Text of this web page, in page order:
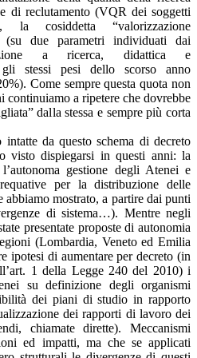
di reclutamento (VQR dei soggetti
la cosiddetta “valorizzazione
(su due parametri individuati dai
a ricerca, didattica e
gli stessi pesi dello scorso anno
Come sempre questa quota non
a ripetere che dovrebbe
dalla stessa e sempre più corta
da questo schema di decreto
visto dispiegarsi in questi anni: la
gestione degli Atenei e
per la distribuzione delle
mostrato, a partire dai punti
di sistema…). Mentre negli
presentate proposte di autonomia
(Lombardia, Veneto ed Emilia
ipotesi di aumentare per decreto (in
1 della Legge 240 del 2010) i
su definizione degli organismi
dei piani di studio in rapporto
dei rapporti di lavoro dei
chiamate dirette). Meccanismi
ed impatti, ma che se applicati